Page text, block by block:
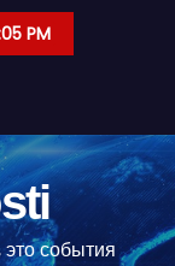
PM
события